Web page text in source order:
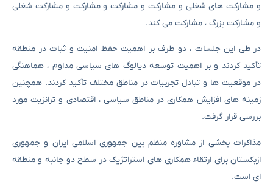
و مشارکت های شغلی و مشارکت و مشارکت و مشارکت و مشارکت شغلی
و مشارکت بزرگ ، مشارکت می کند.
در طی این جلسات ، دو طرف بر اهمیت حفظ امنیت و ثبات در منطقه
تأکید کردند و بر اهمیت توسعه دیالوگ های سیاسی مداوم ، هماهنگی
در موقعیت ها و تبادل تجربیات در مناطق مختلف تأکید کردند. همچنین
زمینه های افزایش همکاری در مناطق سیاسی ، اقتصادی و ترانزیت مورد
بررسی قرار گرفت.
مذاکرات بخشی از مشاوره منظم بین جمهوری اسلامی ایران و جمهوری
ازبکستان برای ارتقاء همکاری های استراتژیک در سطح دو جانبه و منطقه
ای است.